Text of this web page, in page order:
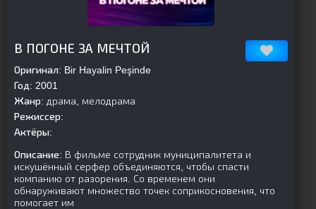
В ПОГОНЕ ЗА МЕЧТОЙ
Оригинал: Bir Hayalin Peşinde
Год: 2001
Жанр: драма, мелодрама
Режиссер:
Актёры:
Описание: В фильме сотрудник муниципалитета и
искушённый серфер объединяются, чтобы спасти
компанию от разорения. Со временем они
обнаруживают множество точек соприкосновения, что
помогает им